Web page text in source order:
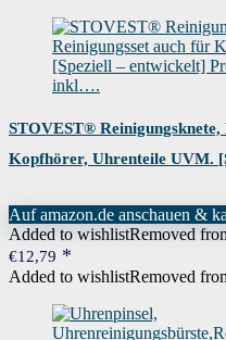
STOVEST®
Kopfhörer, Uhrenteile UVM.
Auf amazon.de anschauen &
Added to wishlistRemoved
€12,79
Added to wishlistRemoved